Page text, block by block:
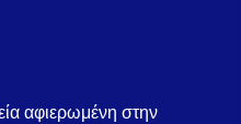
αφιερωμένη στην